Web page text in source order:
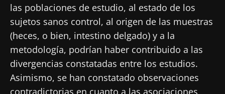
las poblaciones de estudio, al estado de los
sujetos sanos control, al origen de las muestras
(heces, o bien, intestino delgado) y a la
metodología, podrían haber contribuido a las
divergencias constatadas entre los estudios.
Asimismo, se han constatado observaciones
contradictorias en cuanto a las asociaciones